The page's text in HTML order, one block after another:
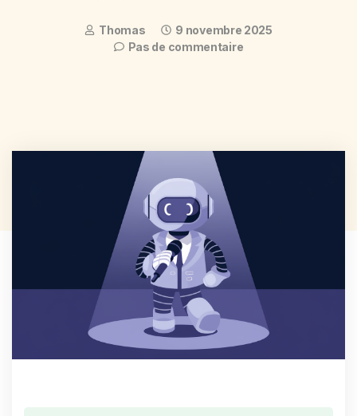
Thomas
9 novembre 2025
Pas de commentaire